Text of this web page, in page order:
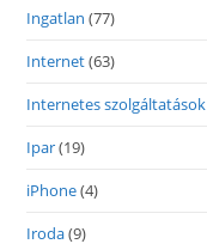
Ingatlan (77)
Internet(63)
Internetes szolgáltatások
Ipar(19)
iPhone(4)
Iroda(9)